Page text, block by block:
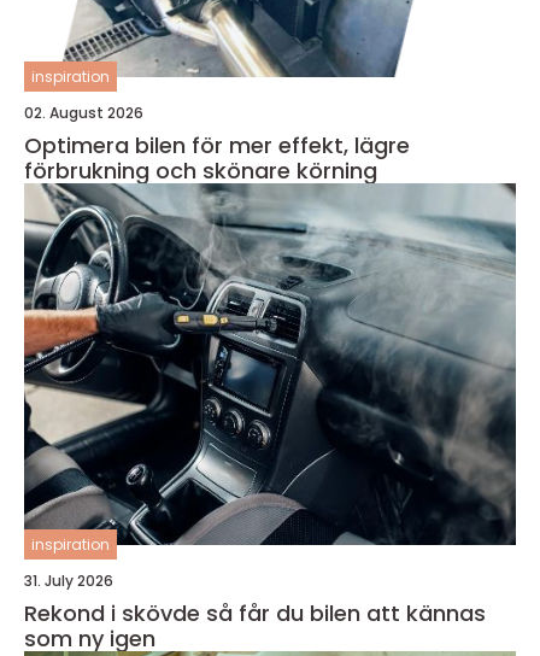
inspiration
02. August 2026
Optimera bilen för mer effekt, lägre
förbrukning och skönare körning
inspiration
31. July 2026
Rekond i skövde så får du bilen att kännas
som ny igen